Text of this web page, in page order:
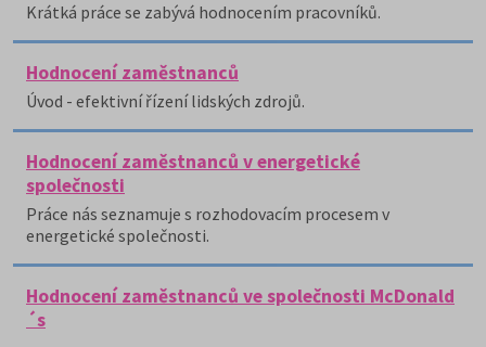
Krátká práce se zabývá hodnocením pracovníků.
Hodnocení zaměstnanců
Úvod - efektivní řízení lidských zdrojů.
Hodnocení zaměstnanců v energetické
společnosti
Práce nás seznamuje s rozhodovacím procesem v
energetické společnosti.
Hodnocení zaměstnanců ve společnosti McDonald
´s